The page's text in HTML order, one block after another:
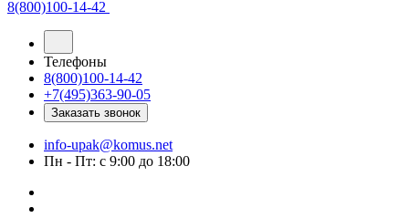
8(800)100-14-42
Телефоны
8(800)100-14-42
+7(495)363-90-05
Заказать звонок
info-upak@komus.net
Пн - Пт: с 9:00 до 18:00